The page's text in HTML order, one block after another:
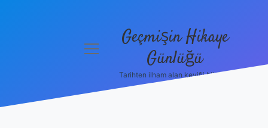
menüyü
Geçmişin Hikaye
Günlüğü
Tarihten ilham alan keyifli bilgiler!